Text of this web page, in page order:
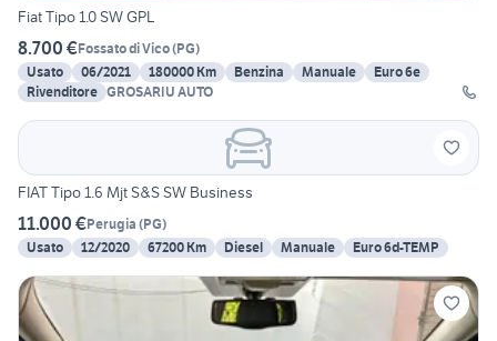
Fiat Tipo 1.0 SW GPL
8.700 €Fossato di Vico(PG)
Usato
06/2021 180000 Km Benzina Manuale
Euro 6e
Rivenditore GROSARIU AUTO
FIAT Tipo 1.6 Mjt S&S SW Business
11.000 €Perugia (PG)
Usato
12/2020 67200 Km Diesel Manuale Euro 6d-TEMP